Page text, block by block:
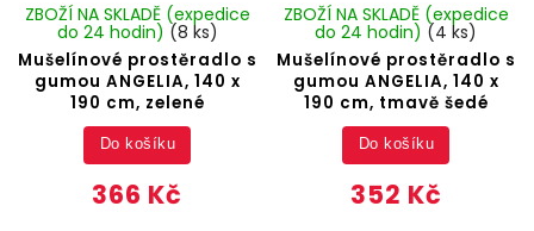
Mušelínové prostěradlo s
gumou ANGELIA, 140 x
190 cm, zelené
ZBOŽÍ NA SKLADĚ (expedice
do 24 hodin) (8 ks)
366 Kč
Do košíku
Mušelínové prostěradlo s
gumou ANGELIA, 140 x
190 cm, tmavě šedé
ZBOŽÍ NA SKLADĚ (expedice
do 24 hodin) (4 ks)
352 Kč
Do košíku